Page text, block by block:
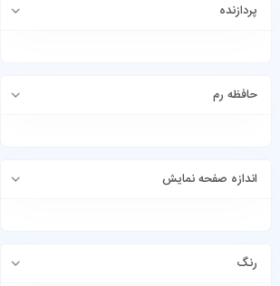
پردازنده
حافظه رم
اندازه صفحه نمایش
رنگ